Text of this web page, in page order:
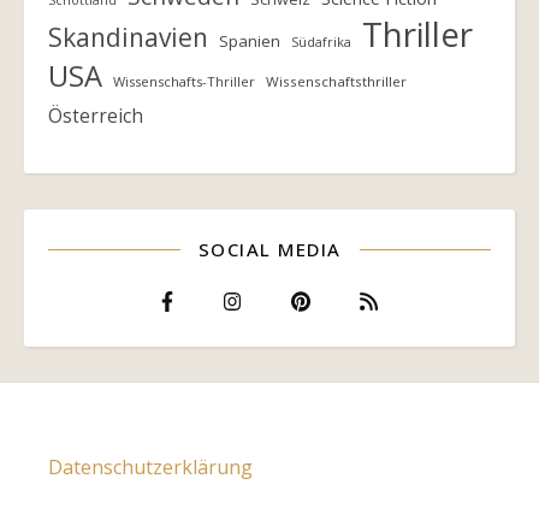
Skandinavien Spanien Südafrika Thriller
USA Wissenschafts-Thriller Wissenschaftsthriller
Österreich
SOCIAL MEDIA
Datenschutzerklärung